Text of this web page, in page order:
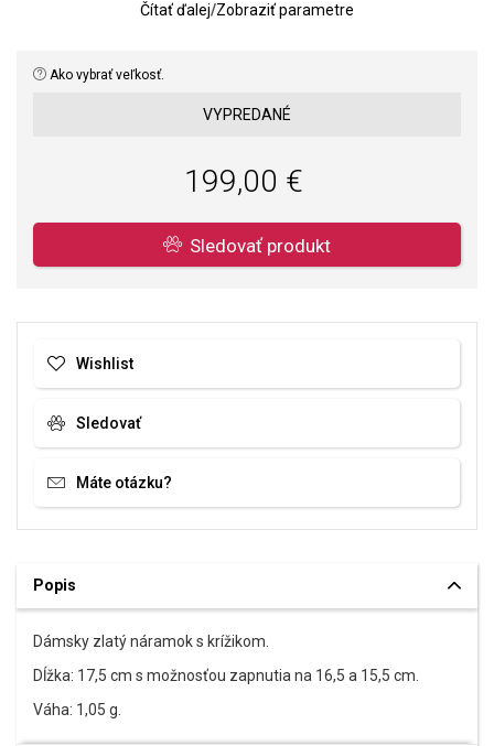
Čítať ďalej/Zobraziť parametre
Ako vybrať veľkosť.
VYPREDANÉ
199,00 €
Sledovať produkt
Wishlist
Sledovať
Máte otázku?
Popis
Dámsky zlatý náramok s krížikom.
Dĺžka: 17,5 cm s možnosťou zapnutia na 16,5 a 15,5 cm.
Váha: 1,05 g.